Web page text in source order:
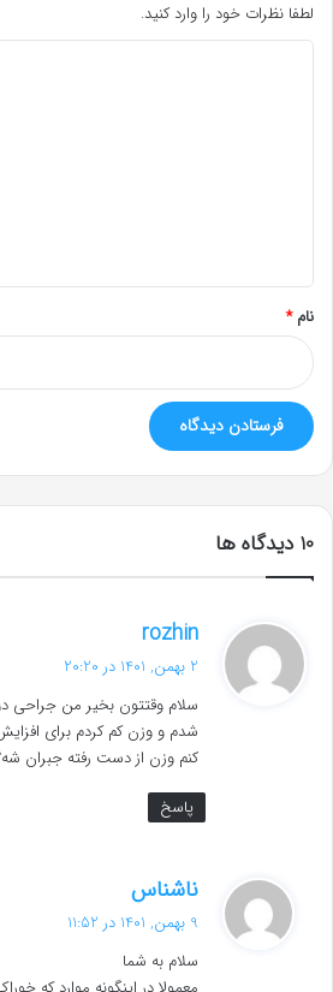
لطفا نظرات خود را وارد کنید.
نام*
‫10 دیدگاه ها
rozhin
:
2 بهمن, 1401 در 20:20
سلام وقتتون بخیر من جراحی
شدم و وزن کم کردم برای
کنم وزن از دست رفته جبران
پاسخ
ناشناس
ف
:
9 بهمن, 1401 در 11:52
سلام به شما